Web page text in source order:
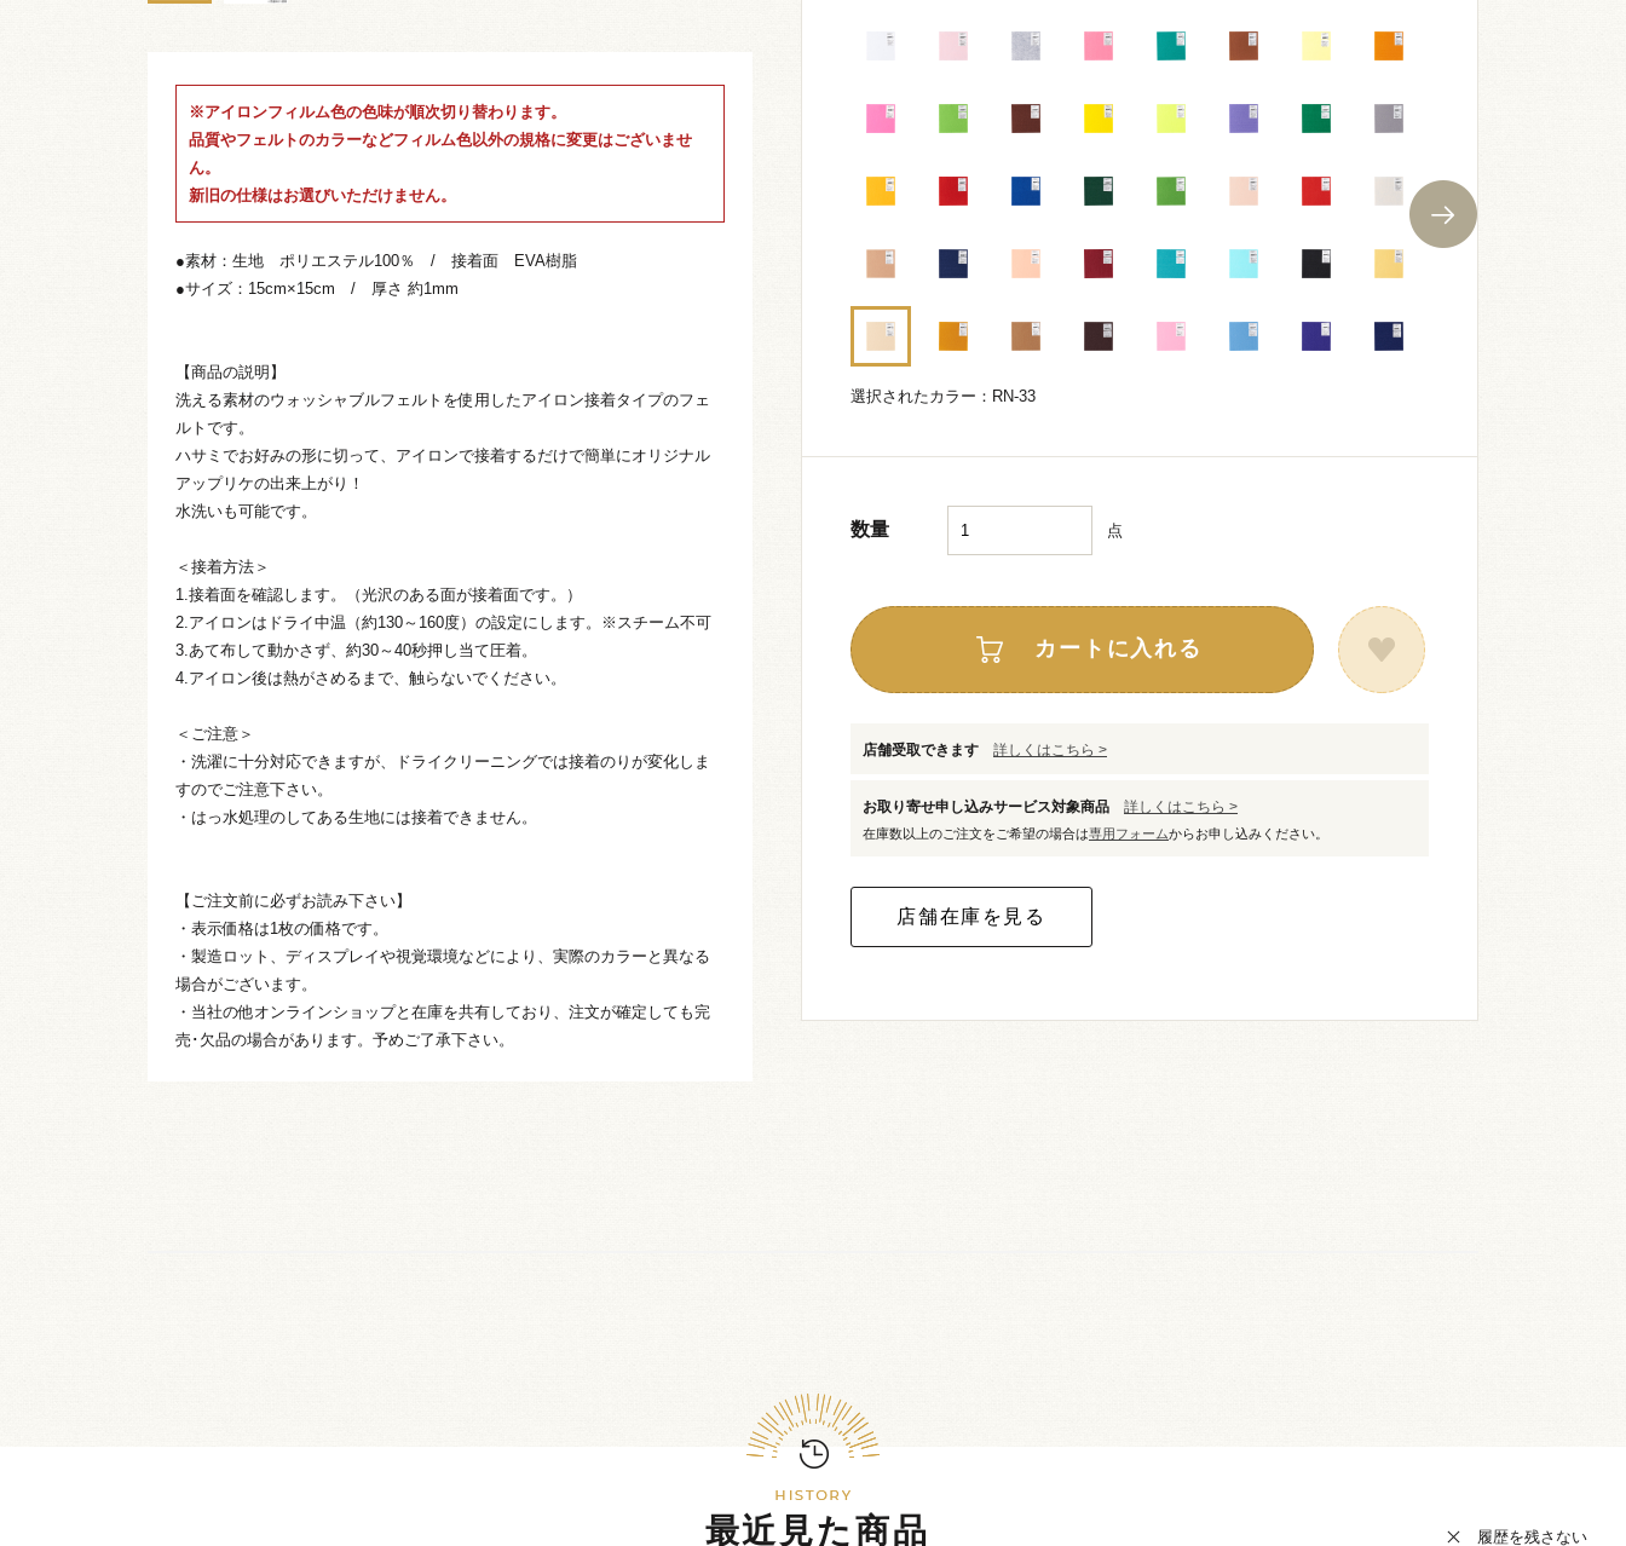
※アイロンフィルム色の色味が順次切り替わります。
品質やフェルトのカラーなどフィルム色以外の規格に変更はございませ
ん。
新旧の仕様はお選びいただけません。
●素材：生地 ポリエステル100％ / 接着面 EVA樹脂
●サイズ：15cm×15cm / 厚さ 約1mm
【商品の説明】
洗える素材のウォッシャブルフェルトを使用したアイロン接着タイプのフェ
ルトです。
ハサミでお好みの形に切って、アイロンで接着するだけで簡単にオリジナル
アップリケの出来上がり！
水洗いも可能です。
＜接着方法＞
1.接着面を確認します。（光沢のある面が接着面です。）
2.アイロンはドライ中温（約130～160度）の設定にします。※スチーム不可
3.あて布して動かさず、約30～40秒押し当て圧着。
4.アイロン後は熱がさめるまで、触らないでください。
＜ご注意＞
・洗濯に十分対応できますが、ドライクリーニングでは接着のりが変化しま
すのでご注意下さい。
・はっ水処理のしてある生地には接着できません。
【ご注文前に必ずお読み下さい】
・表示価格は1枚の価格です。
・製造ロット、ディスプレイや視覚環境などにより、実際のカラーと異なる
場合がございます。
・当社の他オンラインショップと在庫を共有しており、注文が確定しても完
売･欠品の場合があります。予めご了承下さい。
選択されたカラー：RN-33
数量 点
カートに入れる
店舗受取できます 詳しくはこちら >
お取り寄せ申し込みサービス対象商品 詳しくはこちら >
在庫数以上のご注文をご希望の場合は専用フォームからお申し込みください。
最近見た商品 履歴を残さない